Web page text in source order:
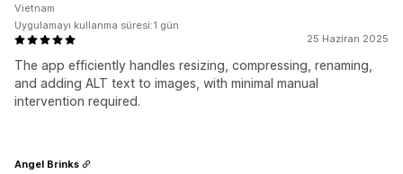
25 Haziran 2025
The app efficiently handles resizing, compressing, renaming,
and adding ALT text to images, with minimal manual
intervention required.
Vietnam
Uygulamayı kullanma süresi:1 gün
Angel Brinks